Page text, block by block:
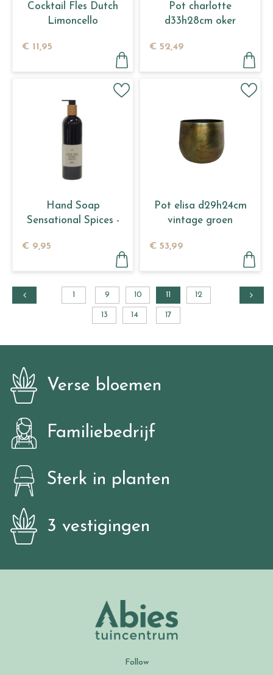
Cocktail Fles Dutch
Limoncello
€ 11,95
Pot charlotte
d33h28cm oker
€ 52,49
Hand Soap
Sensational Spices -
€ 9,95
Pot elisa d29h24cm
vintage groen
€ 53,99
1 9 10 11 12
13 14 17
Verse bloemen
Familiebedrijf
Sterk in planten
3 vestigingen
Follow